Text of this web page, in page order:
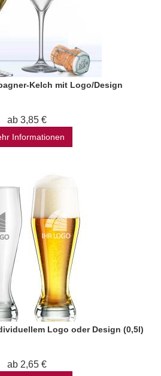
Kelch mit Logo/Design
ab 3,85 €
Informationen
Logo oder Design (0,5l)
ab 2,65 €